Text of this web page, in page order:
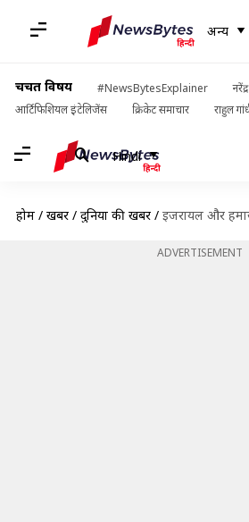
अन्य
चर्चित विषय #NewsBytesExplainer
आर्टिफिशियल इंटेलिजेंस
क्रिकेट समाचार राहुल
Hindi
होम / खबरें / दुनिया की खबरें / इजरायल और हमास के बीच
ADVERTISEMENT